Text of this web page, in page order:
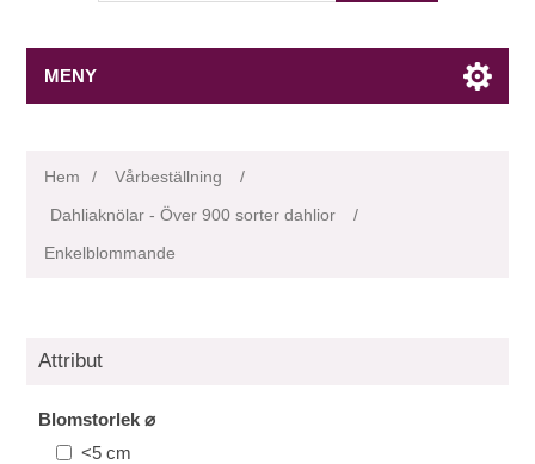
MENY
Hem / Vårbeställning
/
Dahliaknölar - Över 900 sorter dahlior
/
Enkelblommande
Attribut
Blomstorlek ⌀
<5 cm